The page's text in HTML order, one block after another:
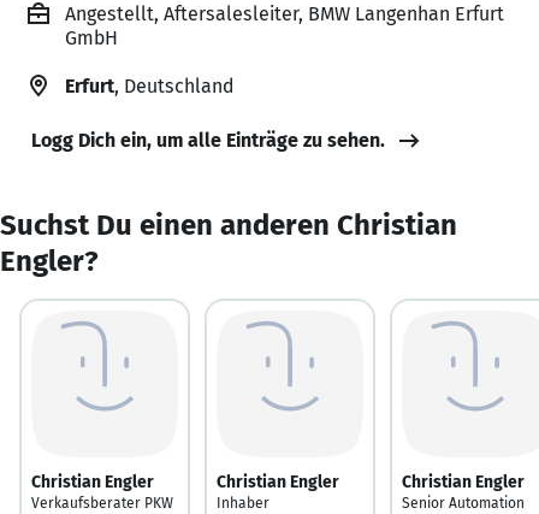
Angestellt, Aftersalesleiter, BMW Langenhan Erfurt
GmbH
Erfurt, Deutschland
Logg Dich ein, um alle Einträge zu sehen.
Suchst Du einen anderen Christian
Engler?
Christian Engler
Verkaufsberater PKW
Christian Engler
Inhaber
Christian Engler
Senior Automation